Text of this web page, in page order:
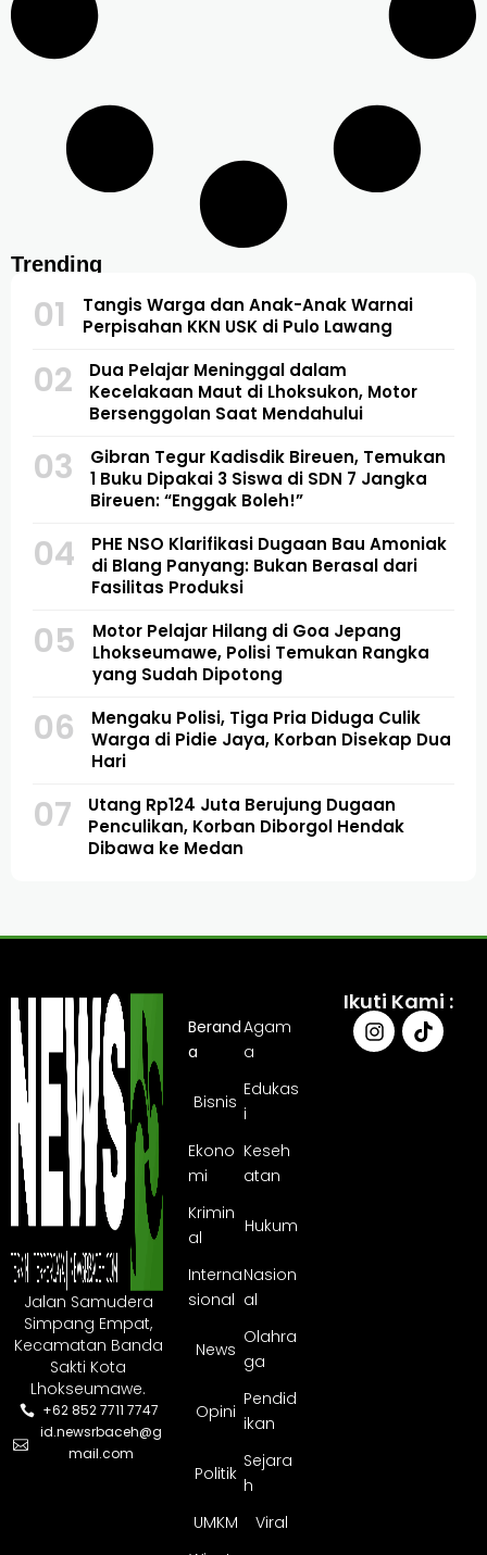
Trending
01
Tangis Warga dan Anak-Anak Warnai
Perpisahan KKN USK di Pulo Lawang
02
Dua Pelajar Meninggal dalam
Kecelakaan Maut di Lhoksukon, Motor
Bersenggolan Saat Mendahului
03
Gibran Tegur Kadisdik Bireuen, Temukan
1 Buku Dipakai 3 Siswa di SDN 7 Jangka
Bireuen: “Enggak Boleh!”
04
PHE NSO Klarifikasi Dugaan Bau Amoniak
di Blang Panyang: Bukan Berasal dari
Fasilitas Produksi
05
Motor Pelajar Hilang di Goa Jepang
Lhokseumawe, Polisi Temukan Rangka
yang Sudah Dipotong
06
Mengaku Polisi, Tiga Pria Diduga Culik
Warga di Pidie Jaya, Korban Disekap Dua
Hari
07
Utang Rp124 Juta Berujung Dugaan
Penculikan, Korban Diborgol Hendak
Dibawa ke Medan
Jalan Samudera
Simpang Empat,
Kecamatan Banda
Sakti Kota
Lhokseumawe.
+62 852 7711 7747
id.newsrbaceh@g
mail.com
Berand
a
Agam
a
Bisnis
Edukas
i
Ekono
mi
Keseh
atan
Krimin
al
Hukum
Interna
sional
Nasion
al
News
Olahra
ga
Opini
Pendid
ikan
Politik
Sejara
h
UMKM
Viral
Ikuti Kami :